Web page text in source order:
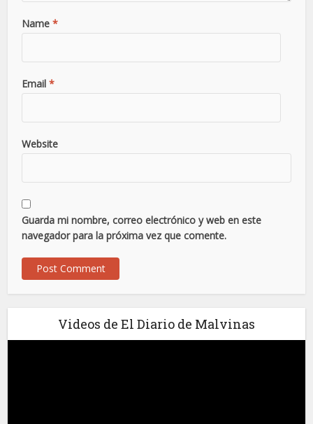
Name *
Email *
Website
Guarda mi nombre, correo electrónico y web en este
navegador para la próxima vez que comente.
Videos de El Diario de Malvinas